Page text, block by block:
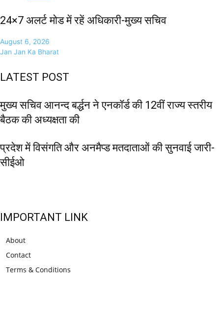
24×7 अलर्ट मोड में रहें अधिकारी-मुख्य सचिव
August 6, 2026
Jan Jan Ka Bharat
LATEST POST
मुख्य सचिव आनन्द बर्द्धन ने एनकॉर्ड की 12वीं राज्य स्तरीय
बैठक की अध्यक्षता की
प्रदेश में विसंगति और अनमैप्ड मतदाताओं की सुनवाई जारी-
सीईओ
IMPORTANT LINK
About
Contact
Terms & Conditions